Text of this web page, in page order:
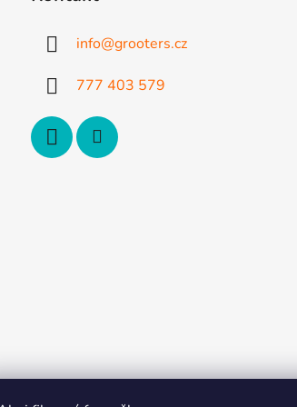
info@grooters.cz
777 403 579